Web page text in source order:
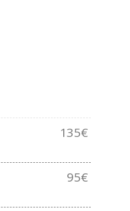
135€
95€